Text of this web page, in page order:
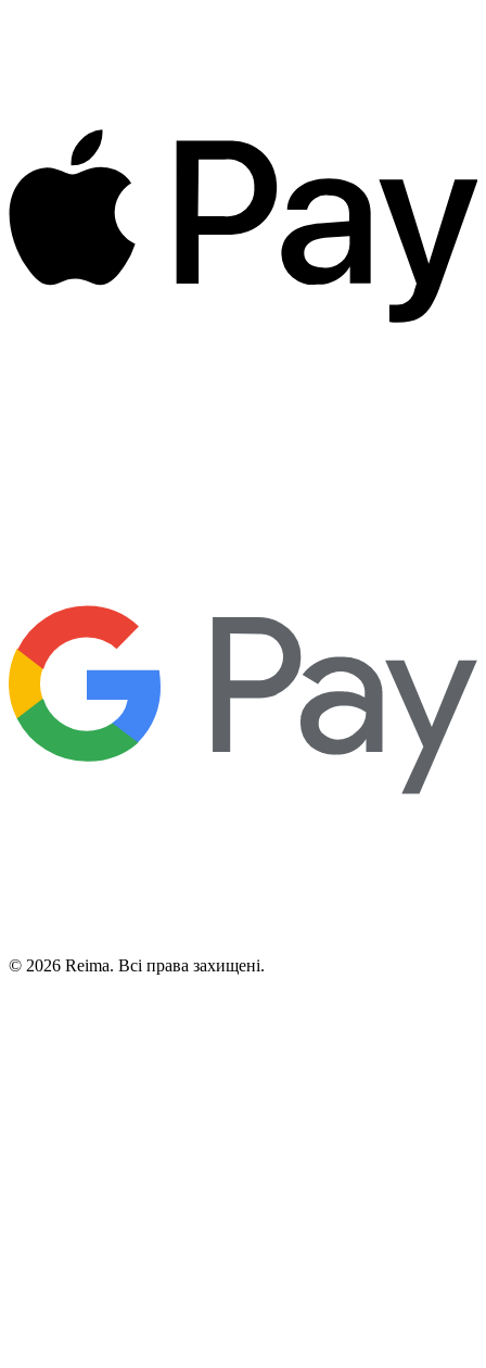
© 2026 Reima. Всі права захищені.